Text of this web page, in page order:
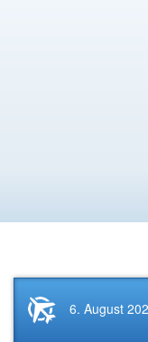
Startseite
6. August